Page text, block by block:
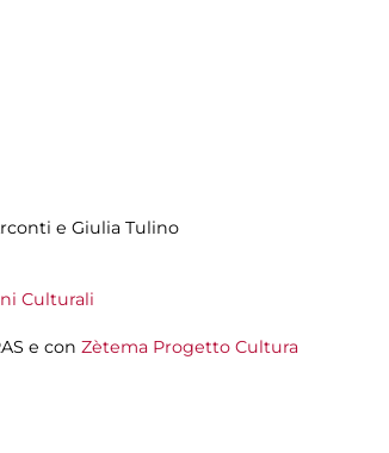
e Giulia Tulino
Culturali
e con Zètema Progetto Cultura